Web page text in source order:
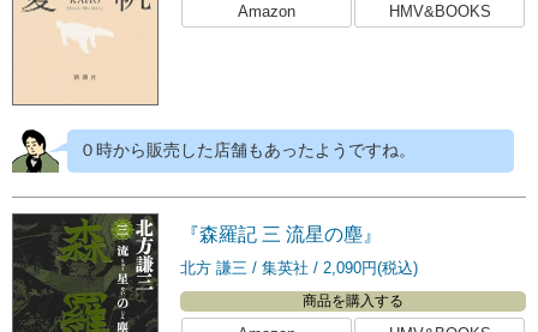
Amazon HMV&BOOKS
０時から販売した店舗もあったようですね。
『森羅記 三 流星の塵』
北方 謙三 集英社 2,090円(税込)
商品を購入する